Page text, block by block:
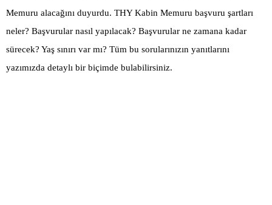
Memuru alacağını duyurdu. THY Kabin Memuru başvuru şartları
neler? Başvurular nasıl yapılacak? Başvurular ne zamana kadar
sürecek? Yaş sınırı var mı? Tüm bu sorularınızın yanıtlarını
yazımızda detaylı bir biçimde bulabilirsiniz.